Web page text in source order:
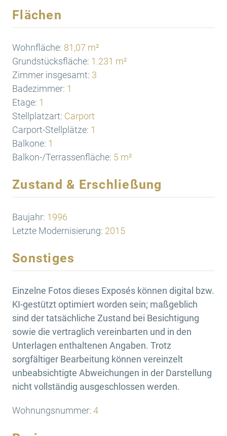
Flächen
Wohnfläche: 81,07 m²
Grundstücksfläche: 1.231 m²
Zimmer insgesamt: 3
Badezimmer: 1
Etage: 1
Stellplatzart: Carport
Carport-Stellplätze: 1
Balkone: 1
Balkon-/Terrassenfläche: 5 m²
Zustand & Erschließung
Baujahr: 1996
Letzte Modernisierung: 2015
Sonstiges
Einzelne Fotos dieses Exposés können digital bzw.
KI-gestützt optimiert worden sein; maßgeblich
sind der tatsächliche Zustand bei Besichtigung
sowie die vertraglich vereinbarten und in den
Unterlagen enthaltenen Angaben. Trotz
sorgfältiger Bearbeitung können vereinzelt
unbeabsichtigte Abweichungen in der Darstellung
nicht vollständig ausgeschlossen werden.
Wohnungsnummer: 4